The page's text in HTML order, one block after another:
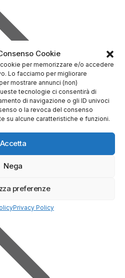
Cookie
per memorizzare e/o accedere
Lo facciamo per migliorare
mostrare annunci (non)
tecnologie ci consentirà di
di navigazione o gli ID univoci
o la revoca del consenso
su alcune caratteristiche e funzioni.
Accetta
Nega
preferenze
Privacy Policy